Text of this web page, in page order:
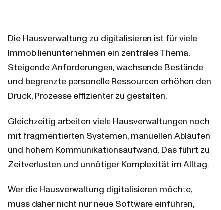
Die Hausverwaltung zu digitalisieren ist für viele
Immobilienunternehmen ein zentrales Thema.
Steigende Anforderungen, wachsende Bestände
und begrenzte personelle Ressourcen erhöhen den
Druck, Prozesse effizienter zu gestalten.
Gleichzeitig arbeiten viele Hausverwaltungen noch
mit fragmentierten Systemen, manuellen Abläufen
und hohem Kommunikationsaufwand. Das führt zu
Zeitverlusten und unnötiger Komplexität im Alltag.
Wer die Hausverwaltung digitalisieren möchte,
muss daher nicht nur neue Software einführen,